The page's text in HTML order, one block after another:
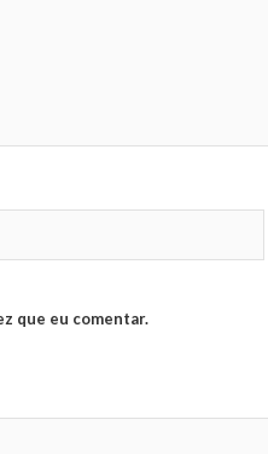
que eu comentar.